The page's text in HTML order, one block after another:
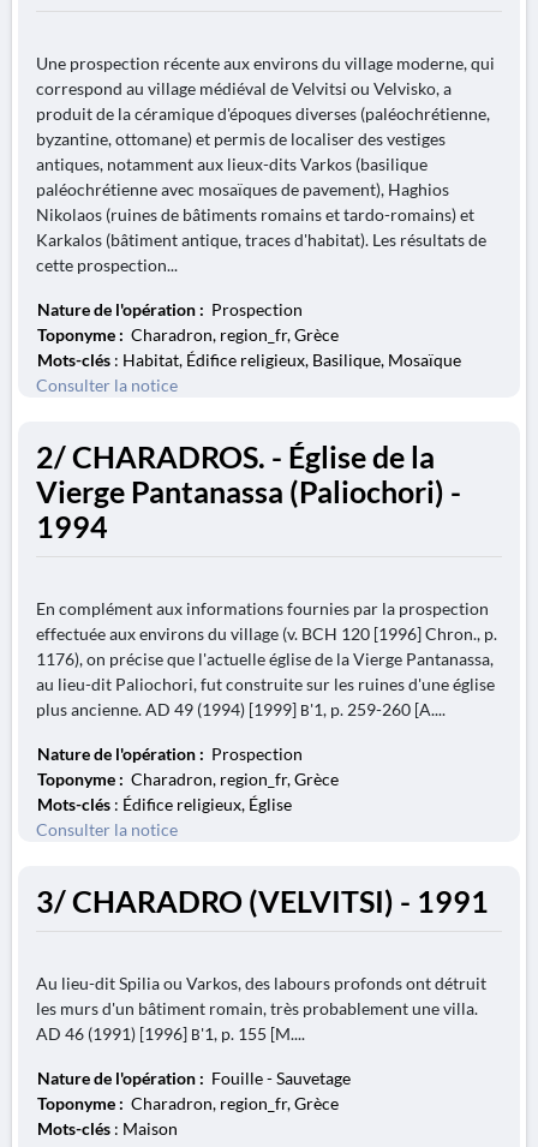
Une prospection récente aux environs du village moderne, qui
correspond au village médiéval de Velvitsi ou Velvisko, a
produit de la céramique d'époques diverses (paléochrétienne,
byzantine, ottomane) et permis de localiser des vestiges
antiques, notamment aux lieux-dits Varkos (basilique
paléochrétienne avec mosaïques de pavement), Haghios
Nikolaos (ruines de bâtiments romains et tardo-romains) et
Karkalos (bâtiment antique, traces d'habitat). Les résultats de
cette prospection...
Nature de l'opération : Prospection
Toponyme : Charadron, region_fr, Grèce
Mots-clés : Habitat, Édifice religieux, Basilique, Mosaïque
Consulter la notice
2/ CHARADROS. - Église de la
Vierge Pantanassa (Paliochori) -
1994
En complément aux informations fournies par la prospection
effectuée aux environs du village (v. BCH 120 [1996] Chron., p.
1176), on précise que l'actuelle église de la Vierge Pantanassa,
au lieu-dit Paliochori, fut construite sur les ruines d'une église
plus ancienne. AD 49 (1994) [1999] Β'1, p. 259-260 [A....
Nature de l'opération : Prospection
Toponyme : Charadron, region_fr, Grèce
Mots-clés : Édifice religieux, Église
Consulter la notice
3/ CHARADRO (VELVITSI) - 1991
Au lieu-dit Spilia ou Varkos, des labours profonds ont détruit
les murs d'un bâtiment romain, très probablement une villa.
AD 46 (1991) [1996] Β'1, p. 155 [M....
Nature de l'opération : Fouille - Sauvetage
Toponyme : Charadron, region_fr, Grèce
Mots-clés : Maison